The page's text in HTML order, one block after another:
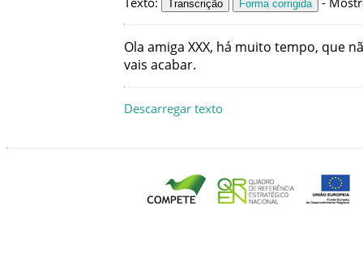
Transcrição Forma corrigida
Ola amiga XXX, há muito tempo, que
vais acabar.
Descarregar texto